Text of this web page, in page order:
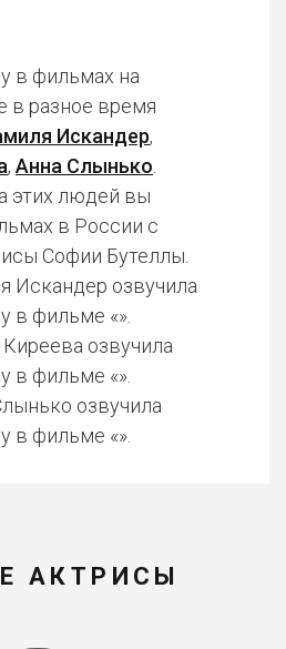
в фильмах на
в разное время
Искандер,
, Анна Слынько
этих людей вы
в России с
Софии Бутеллы.
Искандер озвучила
в фильме «».
озвучила
в фильме «».
озвучила
в фильме «».
АКТРИСЫ